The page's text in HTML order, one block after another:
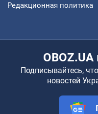
Редакционная политика
Подписывайтесь,
новостей